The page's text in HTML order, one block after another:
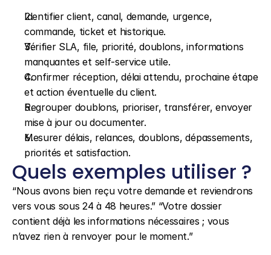
Identifier client, canal, demande, urgence,
commande, ticket et historique.
Vérifier SLA, file, priorité, doublons, informations
manquantes et self-service utile.
Confirmer réception, délai attendu, prochaine étape
et action éventuelle du client.
Regrouper doublons, prioriser, transférer, envoyer
mise à jour ou documenter.
Mesurer délais, relances, doublons, dépassements,
priorités et satisfaction.
Quels exemples utiliser ?
“Nous avons bien reçu votre demande et reviendrons
vers vous sous 24 à 48 heures.” “Votre dossier
contient déjà les informations nécessaires ; vous
n’avez rien à renvoyer pour le moment.”